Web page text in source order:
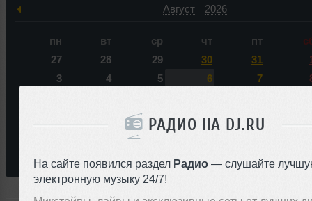
РАДИО НА DJ.RU
На сайте появился раздел Радио — слушайте
электронную музыку 24/7!
Август 2026
пн вт ср чт пт
27
28 29 30 31
3
4 5 6 7
19 20 21